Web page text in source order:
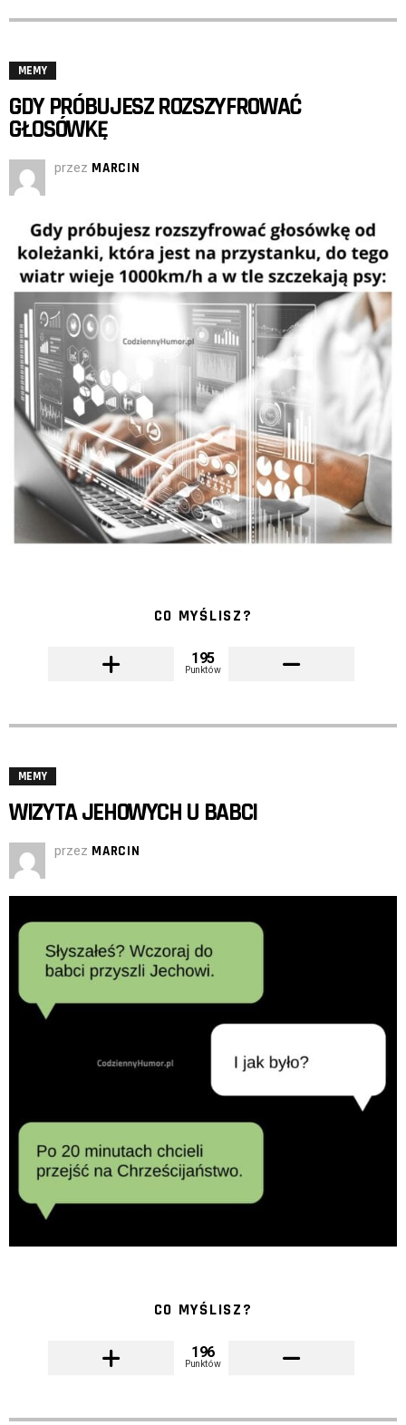
MEMY
GDY PRÓBUJESZ ROZSZYFROWAĆ
GŁOSÓWKĘ
przez MARCIN
CO MYŚLISZ?
195
Punktów
MEMY
WIZYTA JEHOWYCH U BABCI
przez MARCIN
CO MYŚLISZ?
196
Punktów